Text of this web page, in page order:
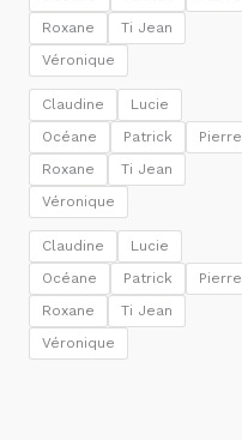
Roxane
Ti Jean
Véronique
Claudine
Lucie
Océane
Patrick
Pierre
Roxane
Ti Jean
Véronique
Claudine
Lucie
Océane
Patrick
Pierre
Roxane
Ti Jean
Véronique